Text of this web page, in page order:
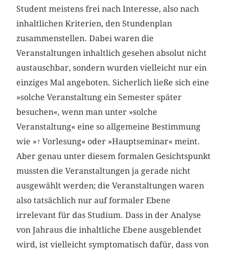
Student meistens frei nach Interesse, also nach
inhaltlichen Kriterien, den Stundenplan
zusammenstellen. Dabei waren die
Veranstaltungen inhaltlich gesehen absolut nicht
austauschbar, sondern wurden vielleicht nur ein
einziges Mal angeboten. Sicherlich ließe sich eine
»solche Veranstaltung ein Semester später
besuchen«, wenn man unter »solche
Veranstaltung« eine so allgemeine Bestimmung
wie »↑Vorlesung« oder »Hauptseminar« meint.
Aber genau unter diesem formalen Gesichtspunkt
mussten die Veranstaltungen ja gerade nicht
ausgewählt werden; die Veranstaltungen waren
also tatsächlich nur auf formaler Ebene
irrelevant für das Studium. Dass in der Analyse
von Jahraus die inhaltliche Ebene ausgeblendet
wird, ist vielleicht symptomatisch dafür, dass von